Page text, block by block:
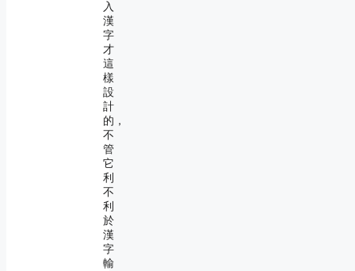
入
漢
字
才
這
樣
設
計
的，
不
管
它
利
不
利
於
漢
字
輸